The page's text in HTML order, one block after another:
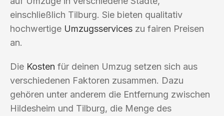
einschließlich Tilburg. Sie bieten qualitativ
hochwertige Umzugsservices zu fairen Preisen
an.
Die Kosten für deinen Umzug setzen sich aus
verschiedenen Faktoren zusammen. Dazu
gehören unter anderem die Entfernung zwischen
Hildesheim und Tilburg, die Menge des